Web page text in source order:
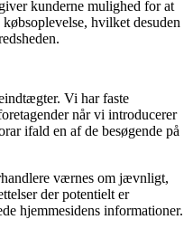
kunderne mulighed for at
hvilket desuden
Vi har faste
når vi introducerer
ifald en af de besøgende på
værnes om jævnligt,
der potentielt er
hjemmesidens informationer.